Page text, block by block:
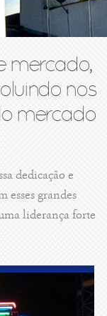
mercado,
nos
mercado
dedicação e
esses grandes
liderança forte